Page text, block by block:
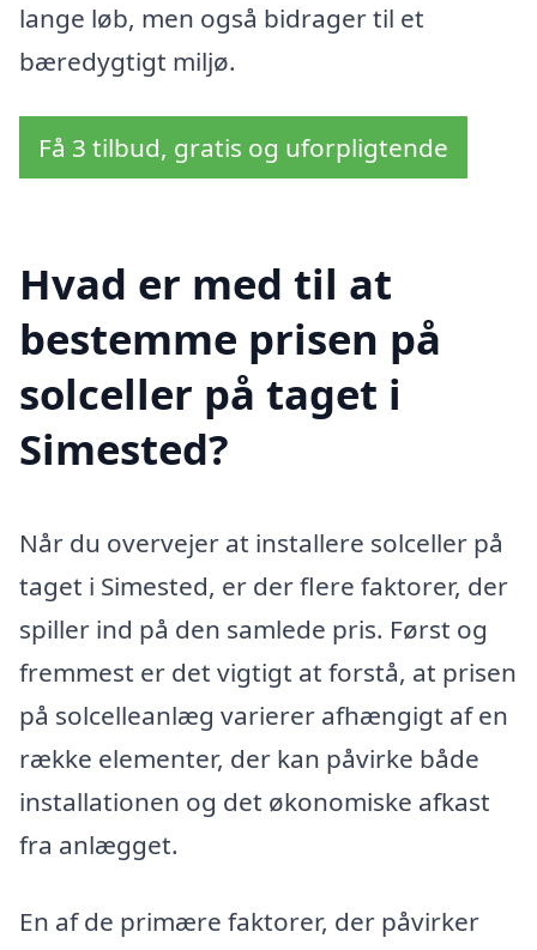
lange løb, men også bidrager til et
bæredygtigt miljø.
Få 3 tilbud, gratis og uforpligtende
Hvad er med til at
bestemme prisen på
solceller på taget i
Simested?
Når du overvejer at installere solceller på
taget i Simested, er der flere faktorer, der
spiller ind på den samlede pris. Først og
fremmest er det vigtigt at forstå, at prisen
på solcelleanlæg varierer afhængigt af en
række elementer, der kan påvirke både
installationen og det økonomiske afkast
fra anlægget.
En af de primære faktorer, der påvirker